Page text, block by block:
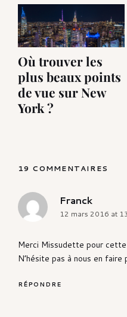
Où trouver les
plus beaux points
de vue sur New
York ?
19 COMMENTAIRES
Franck
12 mars 2016 at
Merci Missudette pour
N’hésite pas à nous en
RÉPONDRE